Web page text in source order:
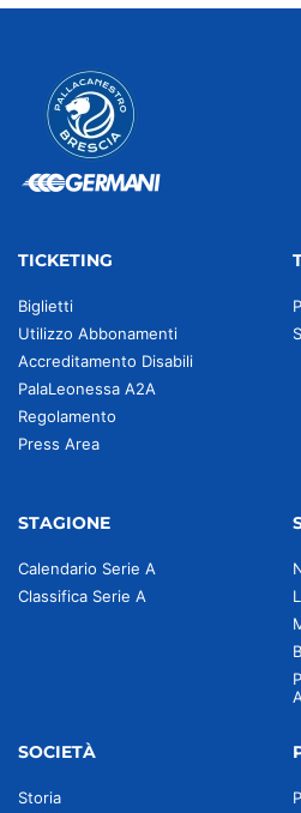
TICKETING
Biglietti
Utilizzo Abbonamenti
Accreditamento Disabili
PalaLeonessa A2A
Regolamento
Press Area
STAGIONE
Calendario Serie A
Classifica Serie A
SOCIETÀ
Storia